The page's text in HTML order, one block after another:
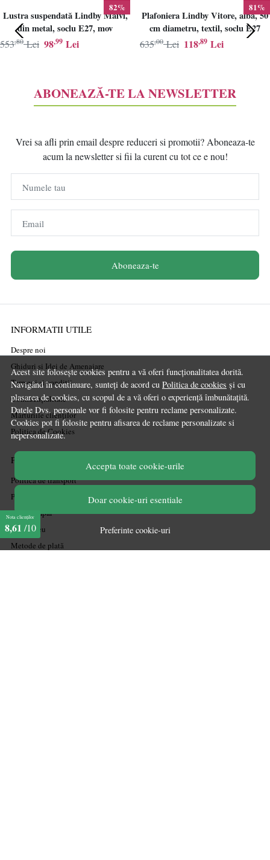
Acest site folosește cookies pentru a vă oferi funcționalitatea dorită.
Navigând în continuare, sunteți de acord cu Politica de cookies și cu
plasarea de cookies, cu scopul de a vă oferi o experiență îmbunătațită.
Datele Dvs. personale vor fi folosite pentru reclame personalizate.
Cookies pot fi folosite pentru afisarea de reclame personalizate si
nepersonalizate.
Accepta toate cookie-urile
Doar cookie-uri esentiale
Preferinte cookie-uri
82%
Lustra suspendată Lindby Maivi,
din metal, soclu E27, mov
98,99 Lei
553,80 Lei
81%
Plafoniera Lindby Vitore, alba, 50
cm diametru, textil, soclu E27
118,89 Lei
635,00 Lei
ABONEAZĂ-TE LA NEWSLETTER
Vrei sa afli prin email despre reduceri si promotii? Aboneaza-te
acum la newsletter si fii la curent cu tot ce e nou!
Numele tau
Email
Aboneaza-te
INFORMATII UTILE
Despre noi
Ghiduri și Idei de Amenajare
Termeni și condiții
Confidențialitate
Mărturiile clienților
Politica de Cookies
PLATA SI LIVRARE
Politica de transport
Politica de retur
Cum cumpăr
Coșul meu
Metode de plată
Nota clienților
8,61 /10